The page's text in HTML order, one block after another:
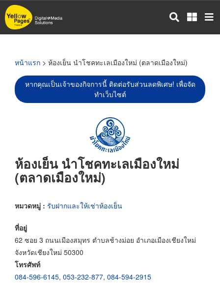
ข้าม
ไป
หน้าแรก > ห้องเย็น นำโชคทะเลเมืองใหม่ (ตลาดเมืองใหม่)
หากคุณเป็นเจ้าของกิจการนี้ ติดต่อรับส่วนลดพิเศษ! เพื่อจัด
ทำเว็บไซต์
ห้องเย็น นำโชคทะเลเมืองใหม่
(ตลาดเมืองใหม่)
หมวดหมู่ : รับฝากและให้เช่าห้องเย็น
ที่อยู่
62 ซอย 3 ถนนเมืองสมุทร ตำบลช้างม่อย อำเภอเมืองเชียงใหม่
จังหวัดเชียงใหม่ 50300
โทรศัพท์
084-596-6145, 053-232-877, 084-594-2915